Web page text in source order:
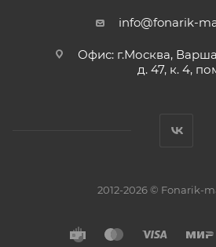
info@fonarik-
Офис: г.Москва,
д. 47, к. 4,
2012-2026 © Fonarik-